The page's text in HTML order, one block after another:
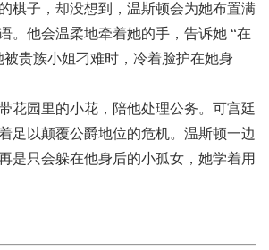
棋子，却没想到，温斯顿会为她布置满
。他会温柔地牵着她的手，告诉她 “在
贵族小姐刁难时，冷着脸护在她身
花园里的小花，陪他处理公务。可宫廷
足以颠覆公爵地位的危机。温斯顿一边
是只会躲在他身后的小孤女，她学着用